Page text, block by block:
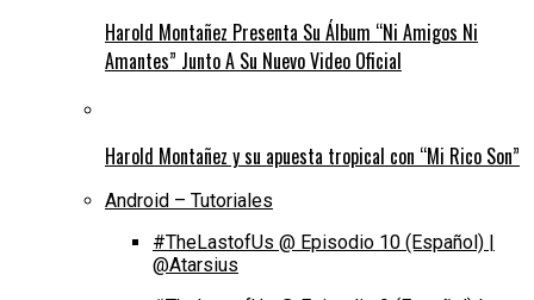
Harold Montañez Presenta Su Álbum “Ni Amigos Ni
Amantes” Junto A Su Nuevo Video Oficial
Harold Montañez y su apuesta tropical con “Mi Rico Son”
Android – Tutoriales
#TheLastofUs @ Episodio 10 (Español) |
@Atarsius